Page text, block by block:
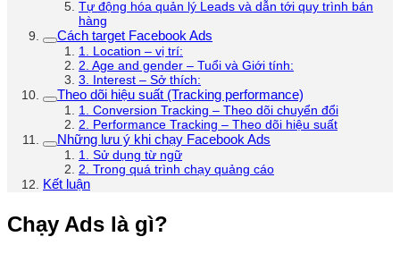
Tự động hóa quản lý Leads và dẫn tới quy trình bán
hàng
Cách target Facebook Ads
1. Location – vị trí:
2. Age and gender – Tuổi và Giới tính:
3. Interest – Sở thích:
Theo dõi hiệu suất (Tracking performance)
1. Conversion Tracking – Theo dõi chuyển đổi
2. Performance Tracking – Theo dõi hiệu suất
Những lưu ý khi chạy Facebook Ads
1. Sử dụng từ ngữ
2. Trong quá trình chạy quảng cáo
Kết luận
Chạy Ads là gì?